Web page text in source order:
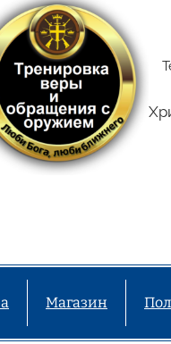
Магазин